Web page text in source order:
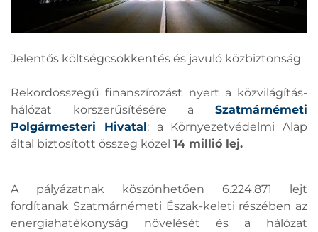
Jelentős költségcsökkentés és javuló közbiztonság
Rekordösszegű finanszírozást nyert a közvilágítás-
hálózat korszerűsítésére a Szatmárnémeti
Polgármesteri Hivatal: a Környezetvédelmi Alap
által biztosított összeg közel 14 millió lej.
A pályázatnak köszönhetően 6.224.871 lejt
fordítanak Szatmárnémeti Észak-keleti részében az
energiahatékonyság növelését és a hálózat